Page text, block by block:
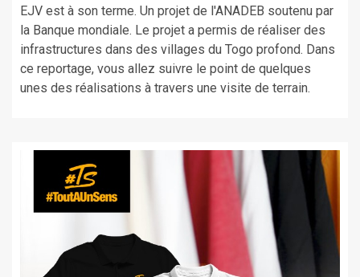
EJV est à son terme. Un projet de l'ANADEB soutenu par
la Banque mondiale. Le projet a permis de réaliser des
infrastructures dans des villages du Togo profond. Dans
ce reportage, vous allez suivre le point de quelques
unes des réalisations à travers une visite de terrain.